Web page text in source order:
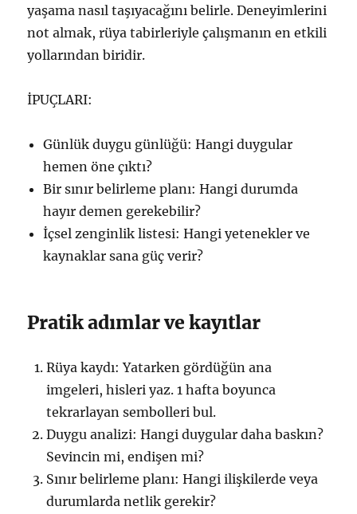
yaşama nasıl taşıyacağını belirle. Deneyimlerini
not almak, rüya tabirleriyle çalışmanın en etkili
yollarından biridir.
İPUÇLARI:
Günlük duygu günlüğü: Hangi duygular
hemen öne çıktı?
Bir sınır belirleme planı: Hangi durumda
hayır demen gerekebilir?
İçsel zenginlik listesi: Hangi yetenekler ve
kaynaklar sana güç verir?
Pratik adımlar ve kayıtlar
Rüya kaydı: Yatarken gördüğün ana
imgeleri, hisleri yaz. 1 hafta boyunca
tekrarlayan sembolleri bul.
Duygu analizi: Hangi duygular daha baskın?
Sevincin mi, endişen mi?
Sınır belirleme planı: Hangi ilişkilerde veya
durumlarda netlik gerekir?